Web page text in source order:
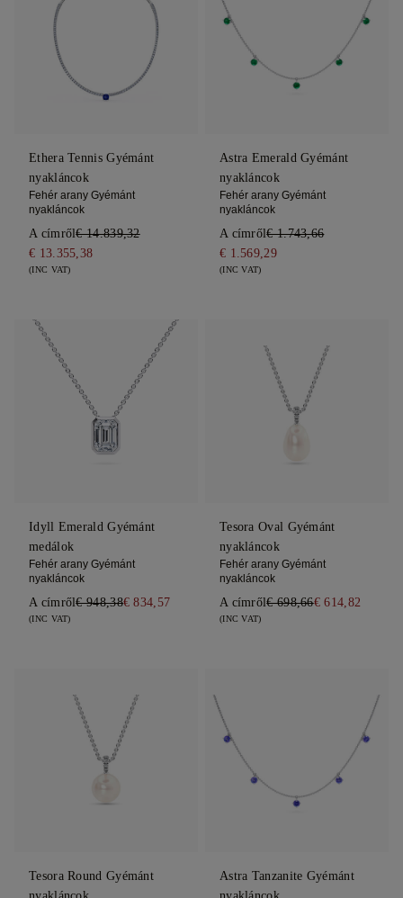
Ethera Tennis Gyémánt
nyakláncok
Fehér arany Gyémánt
nyakláncok
A címről€ 14.839,32
€ 13.355,38
(INC VAT)
Astra Emerald Gyémánt
nyakláncok
Fehér arany Gyémánt
nyakláncok
A címről€ 1.743,66
€ 1.569,29
(INC VAT)
Idyll Emerald Gyémánt
medálok
Fehér arany Gyémánt
nyakláncok
A címről€ 948,38€ 834,57
(INC VAT)
Tesora Oval Gyémánt
nyakláncok
Fehér arany Gyémánt
nyakláncok
A címről€ 698,66€ 614,82
(INC VAT)
Tesora Round Gyémánt
Astra Tanzanite Gyémánt